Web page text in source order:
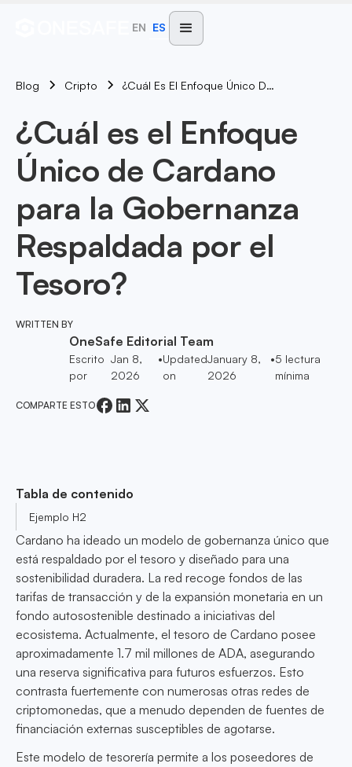
EN ES
Blog Cripto ¿Cuál Es El Enfoque Único De Cardano Para La Gobernanza Respaldada Por El Tesoro?
¿Cuál es el Enfoque
Único de Cardano
para la Gobernanza
Respaldada por el
Tesoro?
WRITTEN BY
OneSafe Editorial Team
Escrito
por
Jan 8,
2026
•Updated
on
January 8,
2026
•5 lectura
mínima
COMPARTE ESTO
Tabla de contenido
Ejemplo H2
Cardano ha ideado un modelo de gobernanza único que
está respaldado por el tesoro y diseñado para una
sostenibilidad duradera. La red recoge fondos de las
tarifas de transacción y de la expansión monetaria en un
fondo autosostenible destinado a iniciativas del
ecosistema. Actualmente, el tesoro de Cardano posee
aproximadamente 1.7 mil millones de ADA, asegurando
una reserva significativa para futuros esfuerzos. Esto
contrasta fuertemente con numerosas otras redes de
criptomonedas, que a menudo dependen de fuentes de
financiación externas susceptibles de agotarse.
Este modelo de tesorería permite a los poseedores de